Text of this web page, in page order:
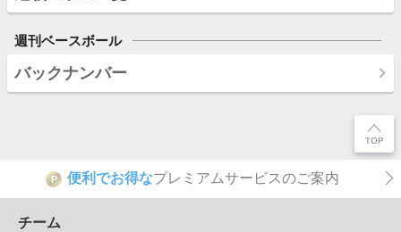
週刊ベースボール
バックナンバー
P 便利でお得なプレミアムサービスのご案内
チーム